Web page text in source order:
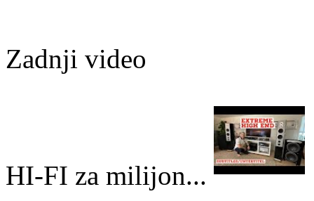
Zadnji video
HI-FI za milijon...